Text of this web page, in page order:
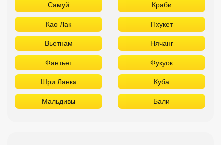
Самуй Краби
Као Лак Пхукет
Вьетнам Нячанг
Фантьет Фукуок
Шри Ланка Куба
Мальдивы Бали